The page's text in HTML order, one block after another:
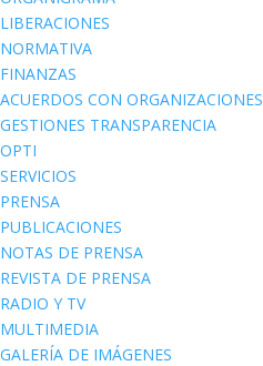
LIBERACIONES
NORMATIVA
FINANZAS
ACUERDOS CON ORGANIZACIONES
GESTIONES TRANSPARENCIA
OPTI
SERVICIOS
PRENSA
PUBLICACIONES
NOTAS DE PRENSA
REVISTA DE PRENSA
RADIO Y TV
MULTIMEDIA
GALERÍA DE IMÁGENES